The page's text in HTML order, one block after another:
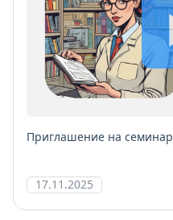
Приглашение на
17.11.2025